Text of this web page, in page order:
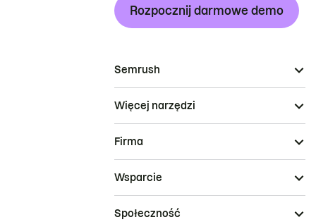
Rozpocznij darmowe demo
Semrush
Więcej narzędzi
Firma
Wsparcie
Społeczność